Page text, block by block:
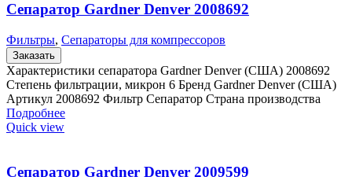
Сепаратор Gardner Denver 2008692
Фильтры, Сепараторы для компрессоров
Заказать
Характеристики сепаратора Gardner Denver (США) 2008692
Степень фильтрации, микрон 6 Бренд Gardner Denver (США)
Артикул 2008692 Фильтр Сепаратор Страна производства
Подробнее
Quick view
Сепаратор Gardner Denver 2009599